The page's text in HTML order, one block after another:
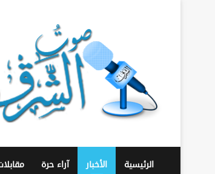
الرئيسية الأخبار آراء حرة